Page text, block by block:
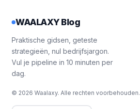
WAALAXY Blog
Praktische gidsen, geteste
strategieën, nul bedrijfsjargon.
Vul je pipeline in 10 minuten per
dag.
© 2026 Waalaxy. Alle rechten voorbehouden.